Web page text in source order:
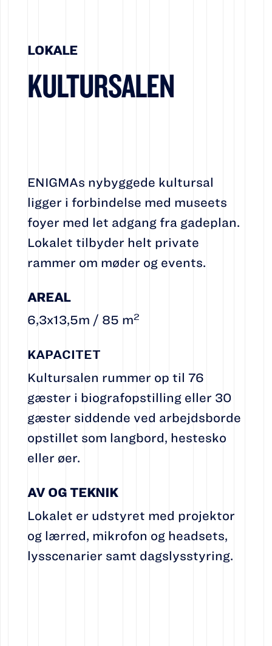
LOKALE
KULTURSALEN
ENIGMAs nybyggede kultursal
ligger i forbindelse med museets
foyer med let adgang fra gadeplan.
Lokalet tilbyder helt private
rammer om møder og events.
AREAL
6,3x13,5m / 85 m2
KAPACITET
Kultursalen rummer op til 76
gæster i biografopstilling eller 30
gæster siddende ved arbejdsborde
opstillet som langbord, hestesko
eller øer.
AV OG TEKNIK
Lokalet er udstyret med projektor
og lærred, mikrofon og headsets,
lysscenarier samt dagslysstyring.